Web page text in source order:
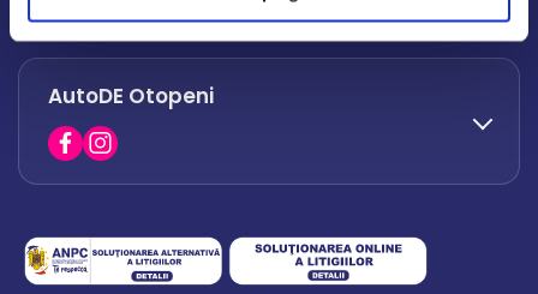
office.afumati@autode.ro
0730 063 852
0730 063 851
AutoDE Otopeni
0754 649 360